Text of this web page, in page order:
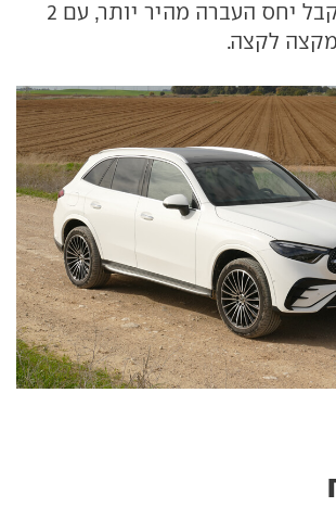
מערך ההיגוי מקבל יחס העברה מהיר יותר, עם 2
לקצה.